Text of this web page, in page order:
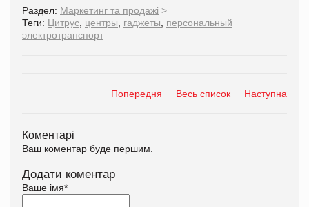
Раздел: Маркетинг та продажі >
Теги: Цитрус центры гаджеты
персональный
электротранспорт
Попередня Весь список Наступна
Коментарі
Ваш коментар буде першим.
Додати коментар
Ваше імя*